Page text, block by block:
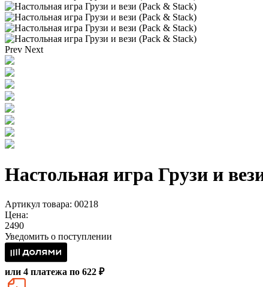
Prev Next
Настольная игра Грузи и
Артикул товара: 00218
Цена:
2490
Уведомить о поступлении
или 4 платежа по 622 ₽